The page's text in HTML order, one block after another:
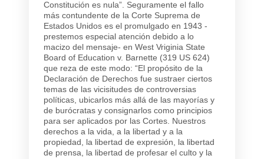
Constitución es nula”. Seguramente el fallo
más contundente de la Corte Suprema de
Estados Unidos es el promulgado en 1943 -
prestemos especial atención debido a lo
macizo del mensaje- en West Vriginia State
Board of Education v. Barnette (319 US 624)
que reza de este modo: “El propósito de la
Declaración de Derechos fue sustraer ciertos
temas de las vicisitudes de controversias
políticas, ubicarlos más allá de las mayorías y
de burócratas y consignarlos como principios
para ser aplicados por las Cortes. Nuestros
derechos a la vida, a la libertad y a la
propiedad, la libertad de expresión, la libertad
de prensa, la libertad de profesar el culto y la